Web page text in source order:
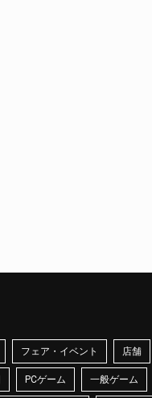
フェア・イベント 店舗
PCゲーム 一般ゲーム